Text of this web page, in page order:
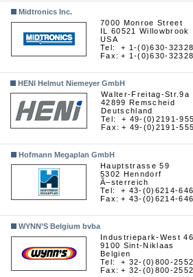
Midtronics Inc.
7000 Monroe Street
IL 60521 Willowbrook
USA
Tel:
Fax:
+ 1-(0)630-
+ 1-(0)630-
HENI Helmut Niemeyer GmbH
Walter-Freitag-Str.9a
42899 Remscheid
Deutschland
Tel:
Fax:
+ 49-(0)2191-
+ 49-(0)2191-
Hofmann Megaplan GmbH
Hauptstrasse 59
5302 Henndorf
Ã–sterreich
Tel:
Fax:
+ 43-(0)6214-
+ 43-(0)6214-
WYNN’S Belgium bvba
Industriepark-West 46
9100 Sint-Niklaas
Belgien
Tel:
Fax:
+ 32-(0)800-
+ 32-(0)800-